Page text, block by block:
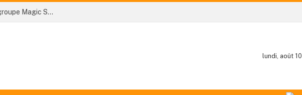
Côte d’Ivoire-AIP/ Le ministre Kalil Konaté offre le groupe Magic System à Dabakala pour prolonger la Fête de l’indépendance dans le Hambol
lundi, août 10